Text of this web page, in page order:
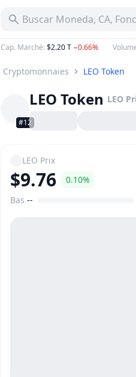
Buscar Moneda, CA,
Cap. Marché: $2.20 T −0.66%
Cryptomonnaies LEO Token
#12
LEO Token LEO
LEO Prix
$9.76 0.10%
Plage de prix
Bas --